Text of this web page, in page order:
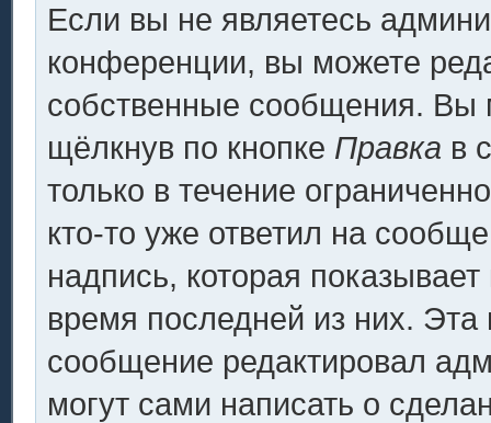
Если вы не являетесь
конференции, вы можете
собственные сообщения. Вы
щёлкнув по кнопке Правка в
только в течение
кто-то уже ответил на
надпись, которая
время последней из них.
сообщение редактировал
могут сами написать о